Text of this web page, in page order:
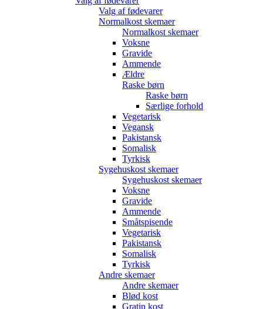
Valg af fødevarer
Normalkost skemaer
Normalkost skemaer
Voksne
Gravide
Ammende
Ældre
Raske børn
Raske børn
Særlige forhold
Vegetarisk
Vegansk
Pakistansk
Somalisk
Tyrkisk
Sygehuskost skemaer
Sygehuskost skemaer
Voksne
Gravide
Ammende
Småtspisende
Vegetarisk
Pakistansk
Somalisk
Tyrkisk
Andre skemaer
Andre skemaer
Blød kost
Gratin kost